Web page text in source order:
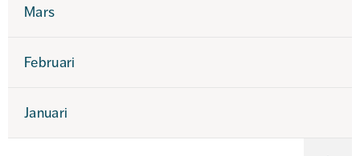
Mars
Februari
Januari